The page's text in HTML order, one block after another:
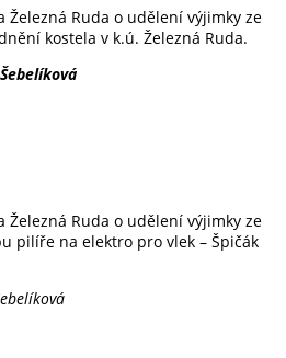
Železná Ruda o udělení výjimky ze
kostela v k.ú. Železná Ruda.
Železná Ruda o udělení výjimky ze
pilíře na elektro pro vlek – Špičák